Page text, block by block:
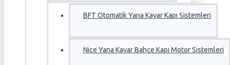
BFT Otomatik Yana Kayar Kapı Sistemleri
Nice Yana Kayar Bahçe Kapı Motor Sistemleri